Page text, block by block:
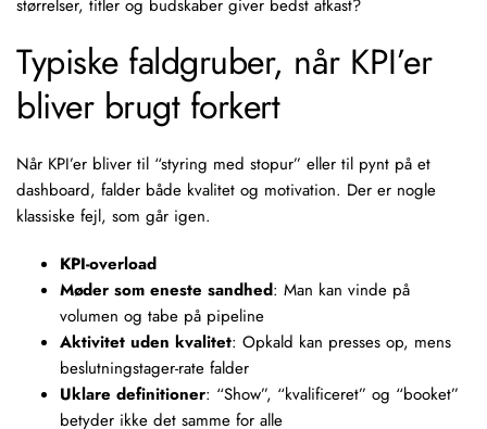
størrelser, titler og budskaber giver bedst afkast?
Typiske faldgruber, når KPI’er
bliver brugt forkert
Når KPI’er bliver til “styring med stopur” eller til pynt på et
dashboard, falder både kvalitet og motivation. Der er nogle
klassiske fejl, som går igen.
KPI-overload
Møder som eneste sandhed: Man kan vinde på
volumen og tabe på pipeline
Aktivitet uden kvalitet: Opkald kan presses op, mens
beslutningstager-rate falder
Uklare definitioner: “Show”, “kvalificeret” og “booket”
betyder ikke det samme for alle